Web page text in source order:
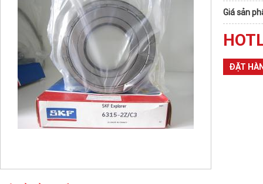
Giá sản
ĐẶT